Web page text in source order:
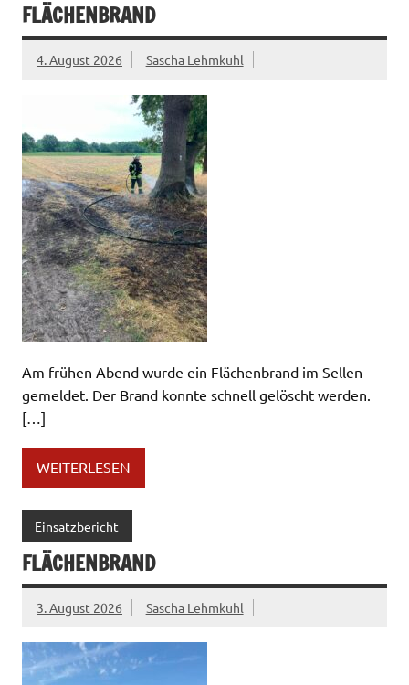
FLÄCHENBRAND
4. August 2026 Sascha Lehmkuhl
Am frühen Abend wurde ein Flächenbrand im Sellen
gemeldet. Der Brand konnte schnell gelöscht werden.
[…]
WEITERLESEN
Einsatzbericht
FLÄCHENBRAND
3. August 2026 Sascha Lehmkuhl